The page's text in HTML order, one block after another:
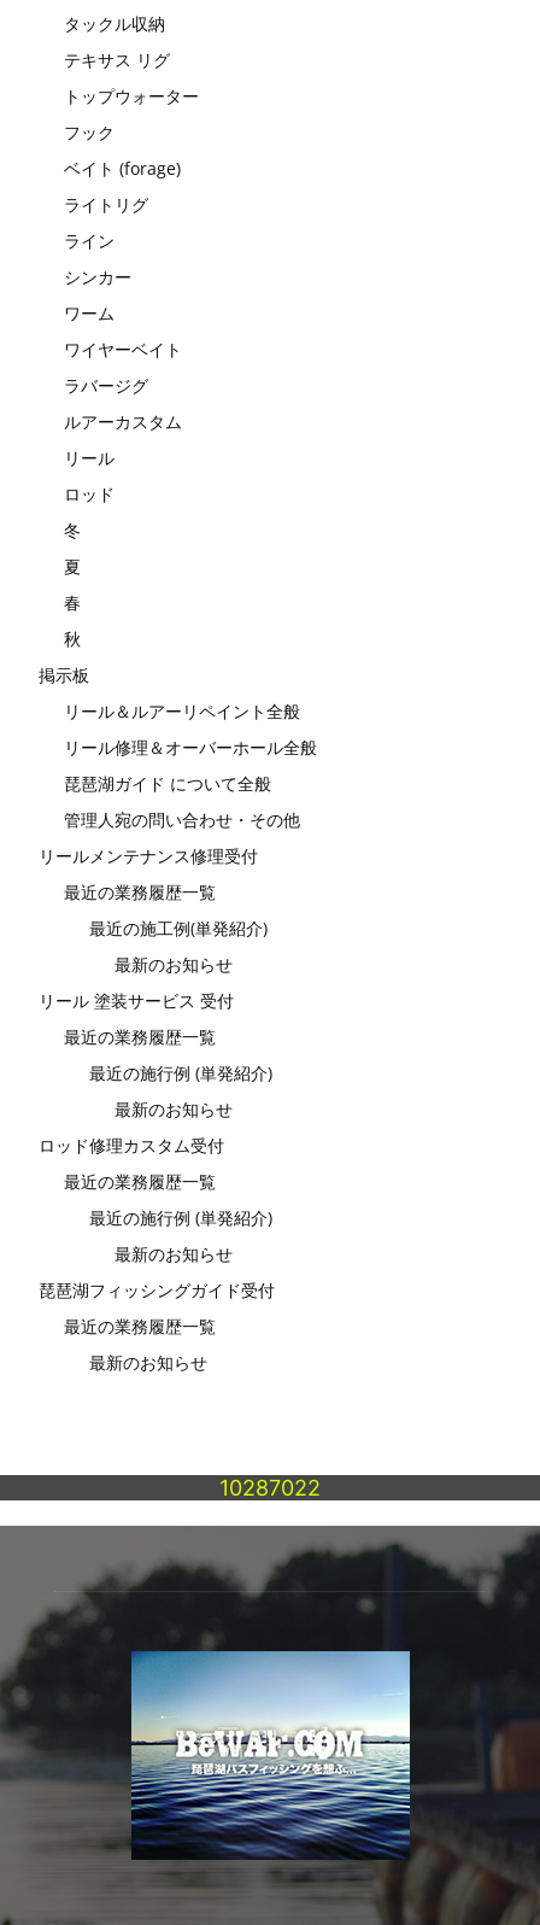
タックル収納
テキサス リグ
トップウォーター
フック
ベイト (forage)
ライトリグ
ライン
シンカー
ワーム
ワイヤーベイト
ラバージグ
ルアーカスタム
リール
ロッド
冬
夏
春
秋
掲示板
リール＆ルアーリペイント全般
リール修理＆オーバーホール全般
琵琶湖ガイド について全般
管理人宛の問い合わせ・その他
リールメンテナンス修理受付
最近の業務履歴一覧
最近の施工例(単発紹介)
最新のお知らせ
リール 塗装サービス 受付
最近の業務履歴一覧
最近の施行例 (単発紹介)
最新のお知らせ
ロッド修理カスタム受付
最近の業務履歴一覧
最近の施行例 (単発紹介)
最新のお知らせ
琵琶湖フィッシングガイド受付
最近の業務履歴一覧
最新のお知らせ
10287022